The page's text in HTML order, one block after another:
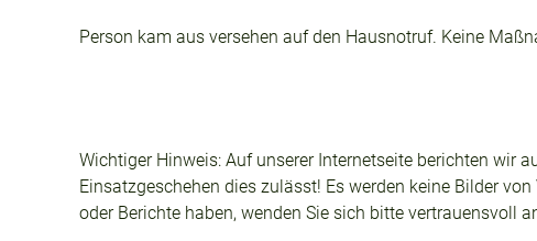
Person kam aus versehen auf den Hausnotruf. Keine
Wichtiger Hinweis: Auf unserer Internetseite berichten wir
Einsatzgeschehen dies zulässt! Es werden keine Bilder
oder Berichte haben, wenden Sie sich bitte vertrauensvoll